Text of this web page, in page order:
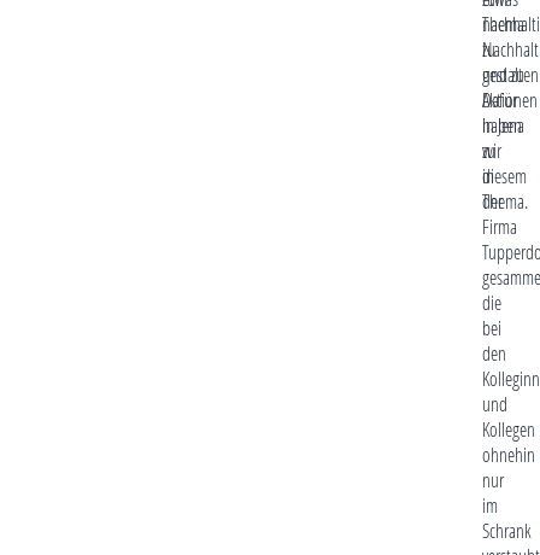
zu
Dafür
haben
wir
in
der
Firma
die
bei
den
und
Kollegen
ohnehin
nur
im
Schrank
Thema
und zu
Aktionen
in Jena
zu
diesem
Thema.